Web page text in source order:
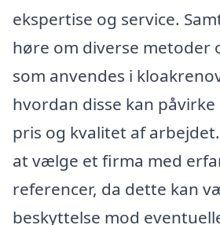
ekspertise og service.
høre om diverse metoder
som anvendes i
hvordan disse kan
pris og kvalitet af
at vælge et firma med
referencer, da dette kan
beskyttelse mod